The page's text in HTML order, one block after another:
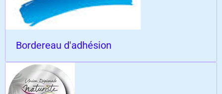
Bordereau d'adhésion